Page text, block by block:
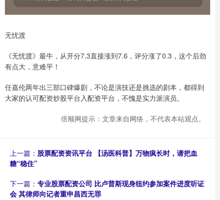
无忧渡
《无忧渡》最牛，从开分7.3直接涨到7.6，评分涨了0.3，这个后劲
有点大，意难平！
任嘉伦两年出三部口碑爆剧，不论是演技还是挑选的剧本，都得到
大家的认可配资炒股平台入配资平台，不愧是实力派演员。​
倍顺网提示：文章来自网络，不代表本站观点。
上一篇： 股票配资资讯平台 【汤医科普】万物疯长时，请把血
糖“稳住”
下一篇： 专业股票配资公司 比卢普斯现身纽约参加案件进度听证
会 其律师向记者重申昌西无罪